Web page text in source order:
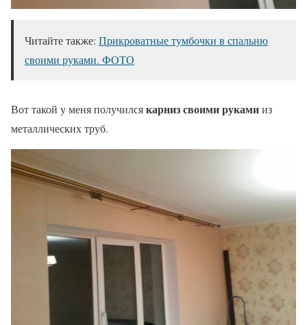
Читайте также: Прикроватные тумбочки в спальню
своими руками. ФОТО
Вот такой у меня получилсякарниз своими рукамииз
металлических труб.